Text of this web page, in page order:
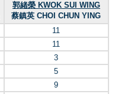
郭緒榮 KWOK SUI WING
蔡鎮英 CHOI CHUN YING
11
11
3
5
9